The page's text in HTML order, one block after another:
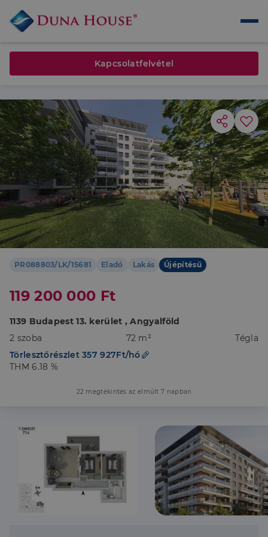
PR088803/LK/15681 Eladó Lakás Újépítésű
119 200 000 Ft
1139 Budapest 13. kerület , Angyalföld
2 szoba
72 m²
Tégla
Törlesztőrészlet 357 927Ft/hó
THM 6.18 %
22 megtekintés az elmúlt 7 napban
Kapcsolatfelvétel